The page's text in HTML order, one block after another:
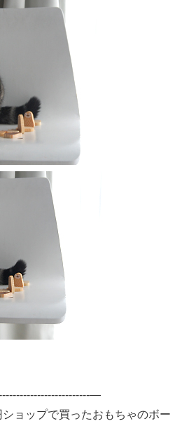
—
ョップで買ったおもちゃのボー